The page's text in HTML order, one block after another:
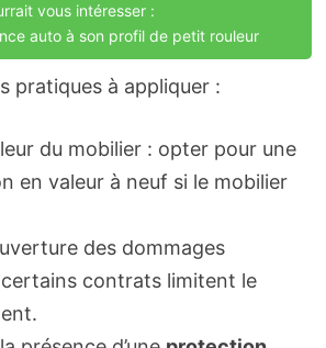
vous intéresser :
auto à son profil de petit rouleur
pratiques à appliquer :
du mobilier : opter pour une
en valeur à neuf si le mobilier
des dommages
contrats limitent le